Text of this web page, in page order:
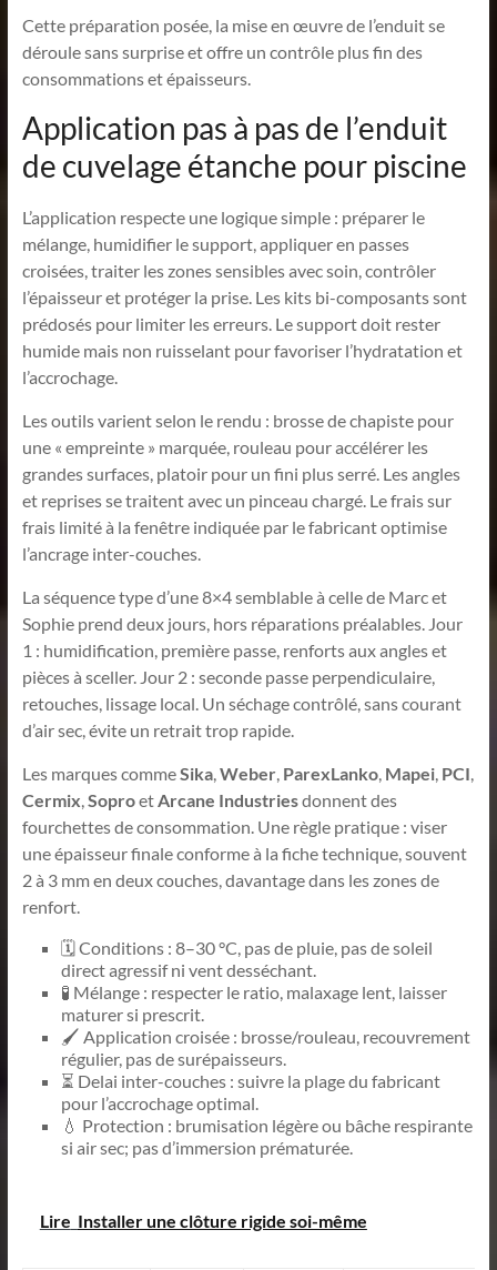
Cette préparation posée, la mise en œuvre de l’enduit se
déroule sans surprise et offre un contrôle plus fin des
consommations et épaisseurs.
Application pas à pas de l’enduit
de cuvelage étanche pour piscine
L’application respecte une logique simple : préparer le
mélange, humidifier le support, appliquer en passes
croisées, traiter les zones sensibles avec soin, contrôler
l’épaisseur et protéger la prise. Les kits bi-composants sont
prédosés pour limiter les erreurs. Le support doit rester
humide mais non ruisselant pour favoriser l’hydratation et
l’accrochage.
Les outils varient selon le rendu : brosse de chapiste pour
une « empreinte » marquée, rouleau pour accélérer les
grandes surfaces, platoir pour un fini plus serré. Les angles
et reprises se traitent avec un pinceau chargé. Le frais sur
frais limité à la fenêtre indiquée par le fabricant optimise
l’ancrage inter-couches.
La séquence type d’une 8×4 semblable à celle de Marc et
Sophie prend deux jours, hors réparations préalables. Jour
1 : humidification, première passe, renforts aux angles et
pièces à sceller. Jour 2 : seconde passe perpendiculaire,
retouches, lissage local. Un séchage contrôlé, sans courant
d’air sec, évite un retrait trop rapide.
Les marques commeSika, Weber, ParexLanko, Mapei, PCI
Cermix Soproet Arcane Industriesdonnent des
fourchettes de consommation. Une règle pratique : viser
une épaisseur finale conforme à la fiche technique, souvent
2 à 3 mm en deux couches, davantage dans les zones de
renfort.
🗓️ Conditions : 8–30 °C, pas de pluie, pas de soleil
direct agressif ni vent desséchant.
🧪 Mélange : respecter le ratio, malaxage lent, laisser
maturer si prescrit.
🖌️ Application croisée : brosse/rouleau, recouvrement
régulier, pas de surépaisseurs.
⏳ Delai inter-couches : suivre la plage du fabricant
pour l’accrochage optimal.
💧 Protection : brumisation légère ou bâche respirante
si air sec; pas d’immersion prématurée.
Lire Installer une clôture rigide soi-même